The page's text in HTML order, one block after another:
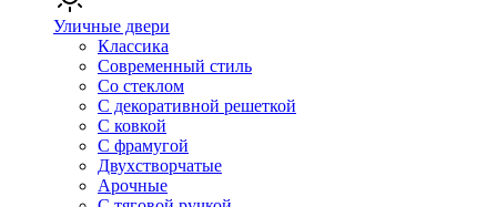
Уличные двери
Классика
Современный стиль
Со стеклом
С декоративной решеткой
С ковкой
С фрамугой
Двухстворчатые
Арочные